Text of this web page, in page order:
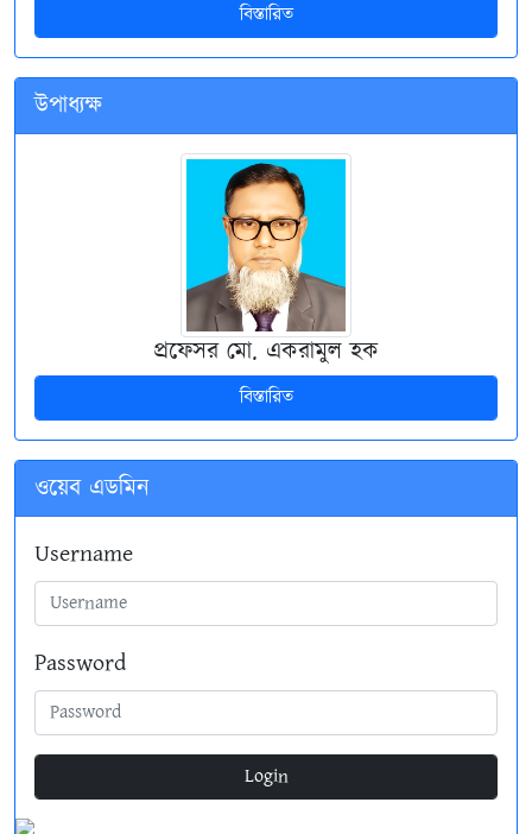
বিস্তারিত
উপাধ্যক্ষ
প্রফেসর মো. একরামুল হক
বিস্তারিত
ওয়েব এডমিন
Username
Password
Login